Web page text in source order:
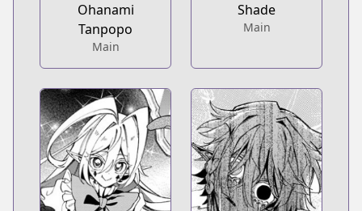
Ohanami
Tanpopo
Main
Shade
Main